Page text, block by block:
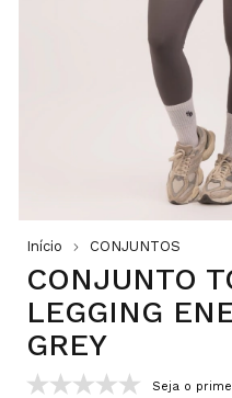
Início CONJUNTOS
CONJUNTO
LEGGING
GREY
Seja o